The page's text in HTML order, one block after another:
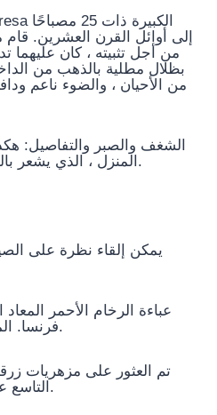
إلى أوائل القرن العشرين. قام
من أجل تثبيته ، كان عليهما
بظلال مطلية بالذهب من
من الأحيان ، والضوء ناعم
الشغف والصبر والتفاصيل:
المنزل ، الذي يشعر بالتعليق في الوقت المناسب.
يمكن إلقاء نظرة على
عباءة الرخام الأحمر
فرنسا. المزهريات الصينية هي تحف.
تم العثور على مزهريات
التاسع عشر في جميع أنحاء الشقة.